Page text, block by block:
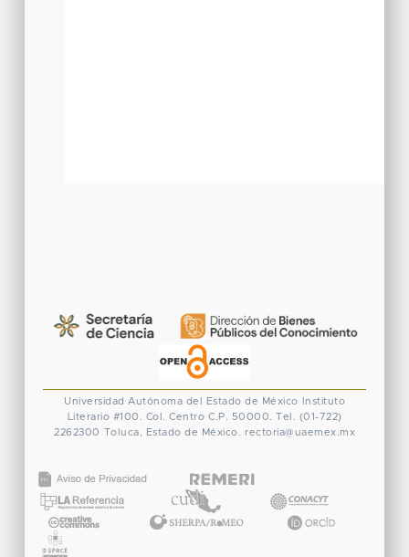
Universidad Autónoma del Estado de México
Instituto
Literario #100. Col. Centro C.P. 50000. Tel. (01-722)
2262300 Toluca, Estado de México. rectoria@uaemex.mx